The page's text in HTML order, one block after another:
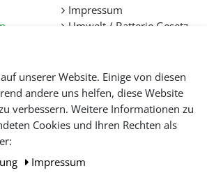
unserer Website. Einige von diesen
andere uns helfen, diese Website
verbessern. Weitere Informationen zu
Cookies und Ihren Rechten als
Impressum
Impressum
Umwelt / Batterie Gesetz